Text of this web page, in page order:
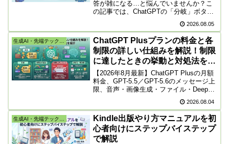
答が雑になる…と悩んでいませんか？こ
の記事では、ChatGPTの「分岐」ボタン
GoogleのAI検索モードでも失敗しない引
っ越しマニュアルを初心者向けに分かり
やすく解説！
2026.08.05
ChatGPT Plusプランの料金と各
制限の詳しい仕組みを解説！制限
に達したときの挙動と対処法を紹
介
【2026年8月最新】ChatGPT Plusの月額
料金、GPT-5.5／GPT-5.6のメッセージ上
限、音声・画像生成・ファイル・Deep
上限到達時の挙動と対処法、日本での支
払い・解約・API別料金も公式情報で解
説します。
2026.08.04
Kindle出版やり方マニュアルを初
心者向けにステップバイステップ
で解説